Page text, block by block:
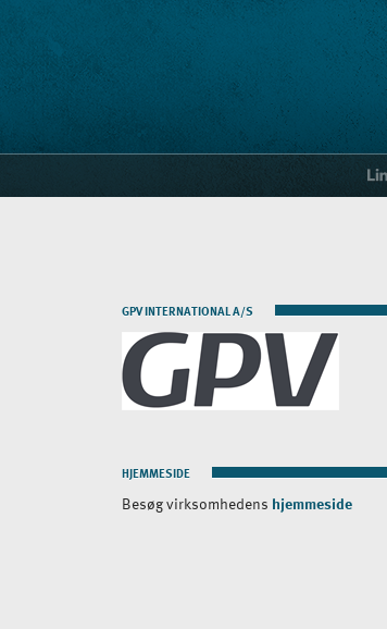
GPV INTERNATIONAL A/S
HJEMMESIDE
Besøg virksomhedens hjemmeside